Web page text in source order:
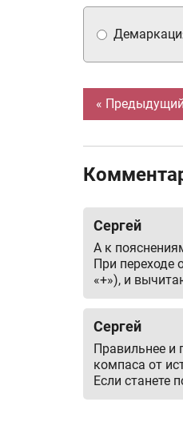
« Предыдущий
Сергей
А к
При переходе
«+»), и
Сергей
Правильнее и
компаса от
Если станете